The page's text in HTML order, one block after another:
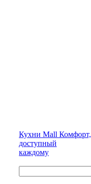
Кухни Mall Комфорт,
доступный
каждому